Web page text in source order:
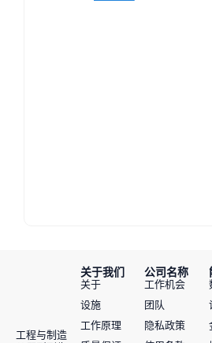
工程与制造
关于我们
关于
设施
工作原理
公司名称
工作机会
团队
隐私政策